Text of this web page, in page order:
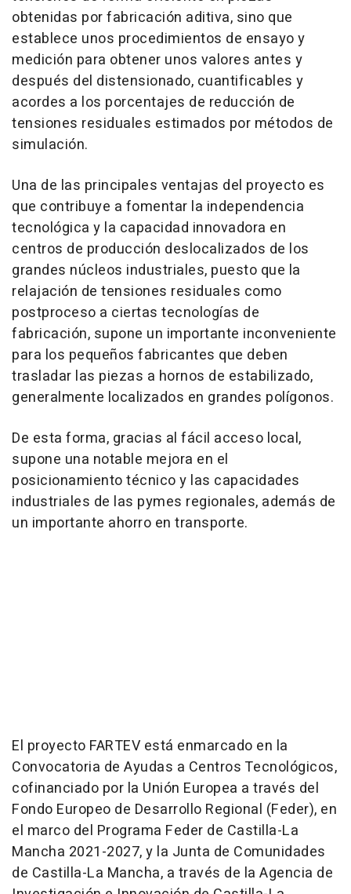
obtenidas por fabricación aditiva, sino que
establece unos procedimientos de ensayo y
medición para obtener unos valores antes y
después del distensionado, cuantificables y
acordes a los porcentajes de reducción de
tensiones residuales estimados por métodos de
simulación.
Una de las principales ventajas del proyecto es
que contribuye a fomentar la independencia
tecnológica y la capacidad innovadora en
centros de producción deslocalizados de los
grandes núcleos industriales, puesto que la
relajación de tensiones residuales como
postproceso a ciertas tecnologías de
fabricación, supone un importante inconveniente
para los pequeños fabricantes que deben
trasladar las piezas a hornos de estabilizado,
generalmente localizados en grandes polígonos.
De esta forma, gracias al fácil acceso local,
supone una notable mejora en el
posicionamiento técnico y las capacidades
industriales de las pymes regionales, además de
un importante ahorro en transporte.
El proyecto FARTEV está enmarcado en la
Convocatoria de Ayudas a Centros Tecnológicos,
cofinanciado por la Unión Europea a través del
Fondo Europeo de Desarrollo Regional (Feder), en
el marco del Programa Feder de Castilla-La
Mancha 2021-2027, y la Junta de Comunidades
de Castilla-La Mancha, a través de la Agencia de